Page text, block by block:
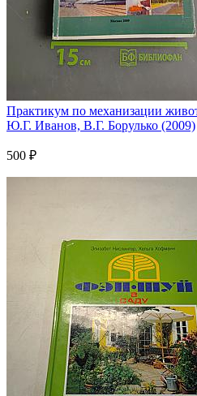
Практикум по механизации
Ю.Г. Иванов, В.Г. Борулько (2009)
500 ₽